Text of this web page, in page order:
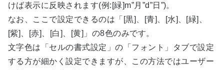
けば表示に反映されます(例:[緑]m”月”d”日”)。
なお、ここで設定できるのは「[黒]、[青]、[水]、[緑]、
[紫]、[赤]、[白]、[黄]」の8色のみです。
文字色は「セルの書式設定」の「フォント」タブで設定
する方が細かく設定できますが、この方法ではユーザー